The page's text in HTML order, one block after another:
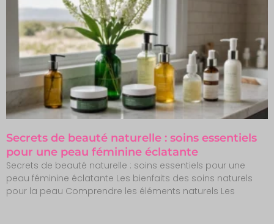
Secrets de beauté naturelle : soins essentiels
pour une peau féminine éclatante
Secrets de beauté naturelle : soins essentiels pour une
peau féminine éclatante Les bienfaits des soins naturels
pour la peau Comprendre les éléments naturels Les